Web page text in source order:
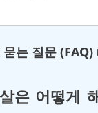
묻는 질문 (FAQ)
은 어떻게